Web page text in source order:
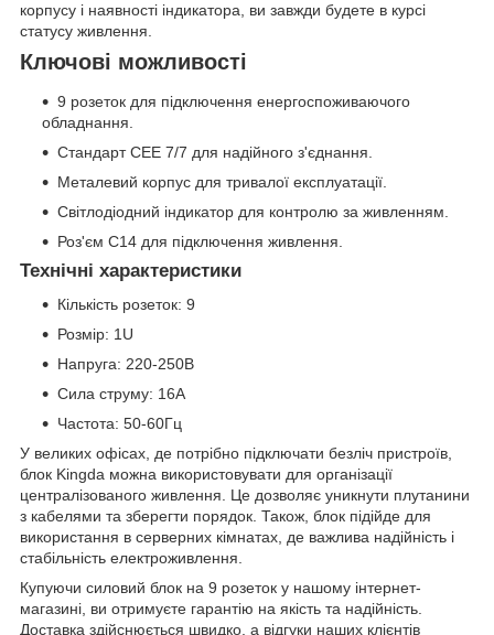
корпусу і наявності індикатора, ви завжди будете в курсі
статусу живлення.
Ключові можливості
9 розеток для підключення енергоспоживаючого
обладнання.
Стандарт CEE 7/7 для надійного з'єднання.
Металевий корпус для тривалої експлуатації.
Світлодіодний індикатор для контролю за живленням.
Роз'єм C14 для підключення живлення.
Технічні характеристики
Кількість розеток: 9
Розмір: 1U
Напруга: 220-250В
Сила струму: 16А
Частота: 50-60Гц
У великих офісах, де потрібно підключати безліч пристроїв,
блок Kingda можна використовувати для організації
централізованого живлення. Це дозволяє уникнути плутанини
з кабелями та зберегти порядок. Також, блок підійде для
використання в серверних кімнатах, де важлива надійність і
стабільність електроживлення.
Купуючи силовий блок на 9 розеток у нашому інтернет-
магазині, ви отримуєте гарантію на якість та надійність.
Доставка здійснюється швидко, а відгуки наших клієнтів